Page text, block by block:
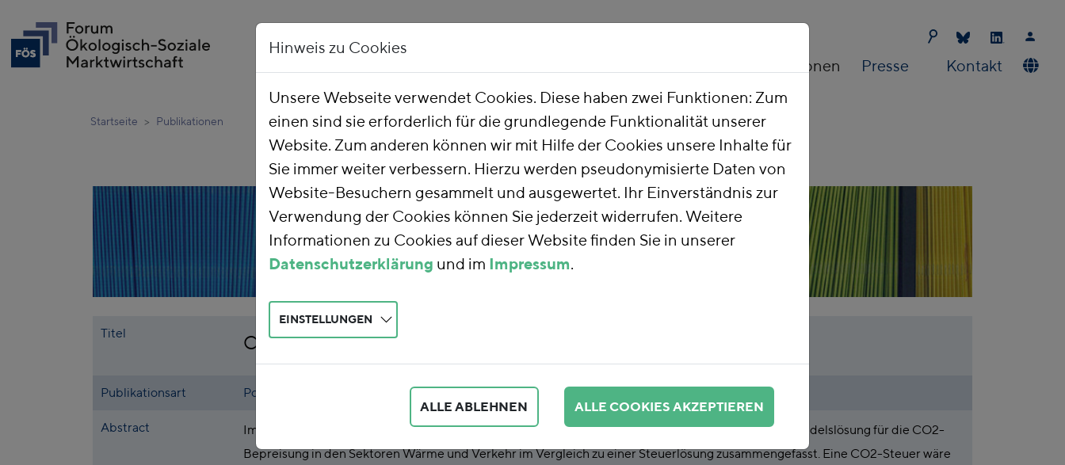
Publikationen Presse Kontakt
Startseite Publikationen
Titel CO2-Preis für Verkehr und Wärme: Steuer oder Emissionshandel?
Publikationsart Policy Brief
Abstract
Im Auftrag der European Climate Foundation hat das FÖS die Vor- und Nachteile einer Emissionshandelslösung für die CO2-
Bepreisung in den Sektoren Wärme und Verkehr im Vergleich zu einer Steuerlösung zusammengefasst. Eine CO2-Steuer wäre
Hinweis zu Cookies
Unsere Webseite verwendet Cookies. Diese haben zwei Funktionen: Zum
einen sind sie erforderlich für die grundlegende Funktionalität unserer
Website. Zum anderen können wir mit Hilfe der Cookies unsere Inhalte für
Sie immer weiter verbessern. Hierzu werden pseudonymisierte Daten von
Website-Besuchern gesammelt und ausgewertet. Ihr Einverständnis zur
Verwendung der Cookies können Sie jederzeit widerrufen. Weitere
Informationen zu Cookies auf dieser Website finden Sie in unserer
Datenschutzerklärung und im Impressum.
EINSTELLUNGEN
ALLE ABLEHNEN ALLE COOKIES AKZEPTIEREN